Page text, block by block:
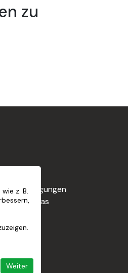
zu
für das
z. B.
Weiter